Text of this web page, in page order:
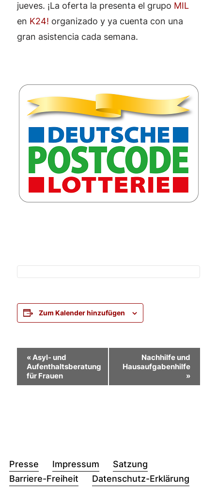
jueves. ¡La oferta la presenta el grupo MIL
en K24! organizado y ya cuenta con una
gran asistencia cada semana.
Zum Kalender hinzufügen
Veranstaltung-
Navigation
«Asyl- und
Aufenthaltsberatung
für Frauen
Nachhilfe und
Hausaufgabenhilfe
»
Presse Impressum
Satzung
Barriere-Freiheit
Datenschutz-Erklärung